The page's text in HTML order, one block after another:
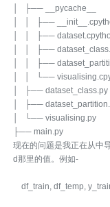
│ ├── __pycache__
│ │ ├──
│ │ ├──
│ │ ├──
│ │ ├──
│ │ └──
│ ├── dataset_class.py
│ ├──
│ └── visualising.py
├── main.py
现在的问题是我正在从中
d那里的值。例如-
df_train, df_temp,